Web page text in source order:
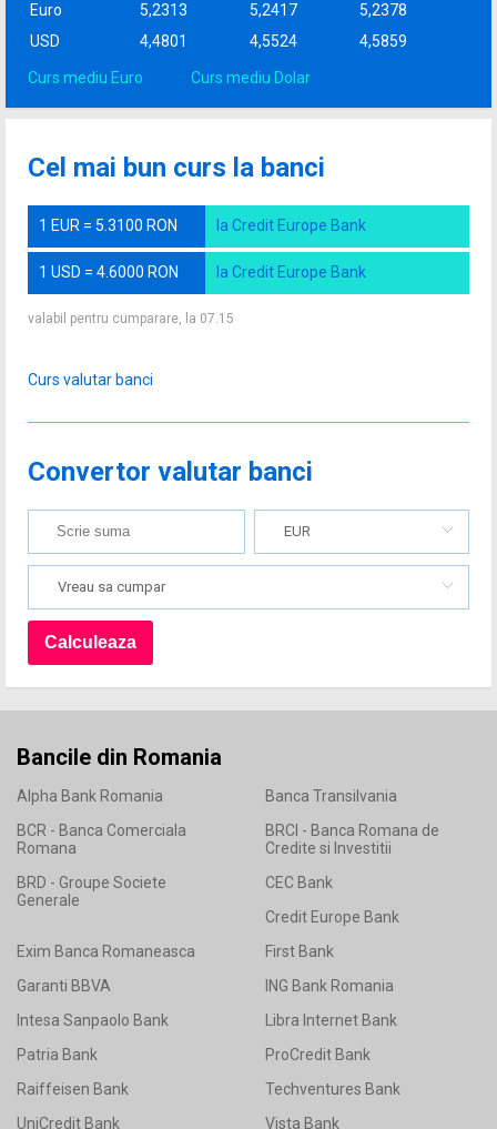
Euro
5,2313 5,2417
5,2378
USD
4,4801 4,5524 4,5859
Curs mediu Euro Curs mediu Dolar
Cel mai bun curs la banci
1 EUR = 5.3100 RON la Credit Europe Bank
1 USD = 4.6000 RON la Credit Europe Bank
valabil pentru cumparare, la 07.15
Curs valutar banci
Convertor valutar banci
EUR
Vreau sa cumpar
Bancile din Romania
Alpha Bank Romania
Banca Transilvania
BCR - Banca Comerciala
Romana
BRCI - Banca Romana de
Credite si Investitii
BRD - Groupe Societe
Generale
CEC Bank
Credit Europe Bank
Exim Banca Romaneasca
First Bank
Garanti BBVA
ING Bank Romania
Intesa Sanpaolo Bank
Libra Internet Bank
Patria Bank
ProCredit Bank
Raiffeisen Bank
Techventures Bank
UniCredit Bank
Vista Bank